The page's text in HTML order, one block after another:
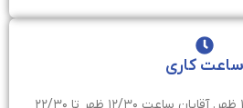
ساعت کاری